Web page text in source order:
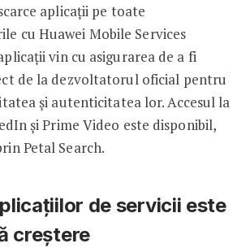
aplicații pe toate
cu Huawei Mobile Services
vin cu asigurarea de a fi
de la dezvoltatorul oficial pentru
și autenticitatea lor. Accesul la
și Prime Video este disponibil,
Petal Search.
de servicii este
creștere